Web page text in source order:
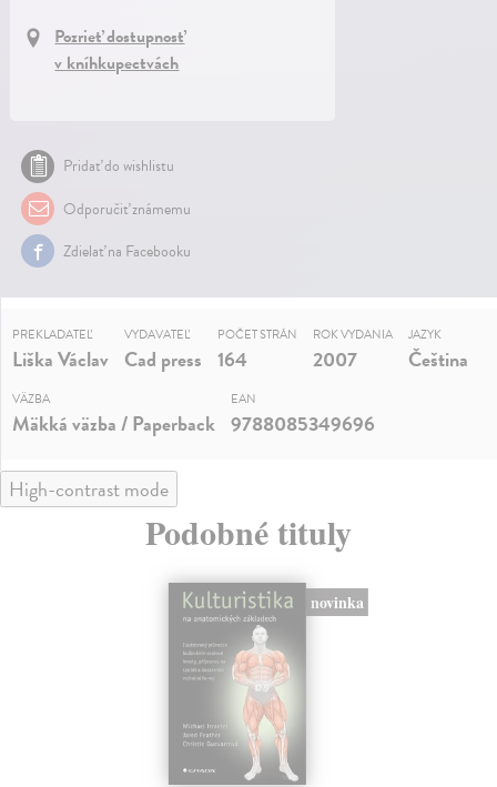
Pozrieť dostupnosť
v kníhkupectvách
Pridať do wishlistu
Odporučiť známemu
Zdielať na Facebooku
PREKLADATEĽ
Liška Václav
VYDAVATEĽ
Cad press
POČET STRÁN
164
ROK VYDANIA
2007
JAZYK
Čeština
VÄZBA
Mäkká väzba / Paperback
EAN
9788085349696
High-contrast mode
Podobné tituly
novinka